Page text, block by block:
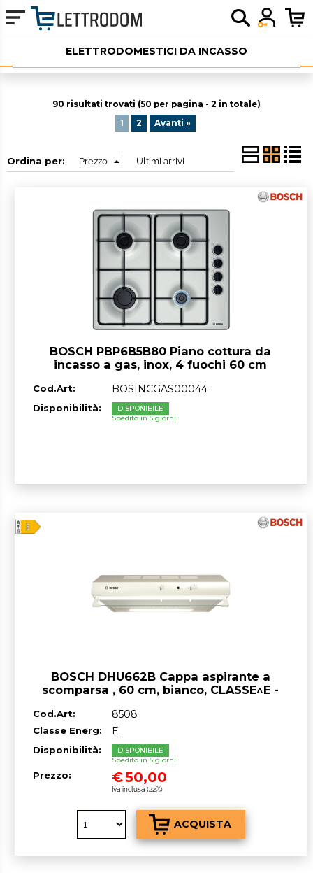
ELETTRODOMESTICI DA INCASSO
PICCOLI ELETTRODOMESTICI
SERVIZI AGGIUNTIVI
90 risultati trovati (50 per pagina - 2 in totale)
1
2 Avanti »
Ordina per:
BOSCH PBP6B5B80 Piano cottura da
incasso a gas, inox, 4 fuochi 60 cm
Cod.Art: BOSINCGAS00044
Disponibilità:
DISPONIBILE
Spedito in 5 giorni
BOSCH DHU662B Cappa aspirante a
scomparsa , 60 cm, bianco, CLASSE^E -
Cod.Art: 8508
Classe Energ: E
Disponibilità:
DISPONIBILE
Spedito in 5 giorni
Prezzo: €50,00
Iva inclusa (22%)